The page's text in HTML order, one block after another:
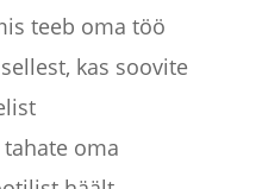
teeb oma töö
kas soovite
oma